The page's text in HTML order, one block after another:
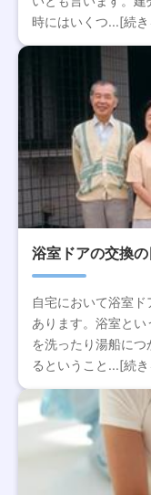
時にはいくつ...[続
浴室ドアの交換
自宅において浴室
あります。浴室と
を洗ったり湯船に
るということ...[続